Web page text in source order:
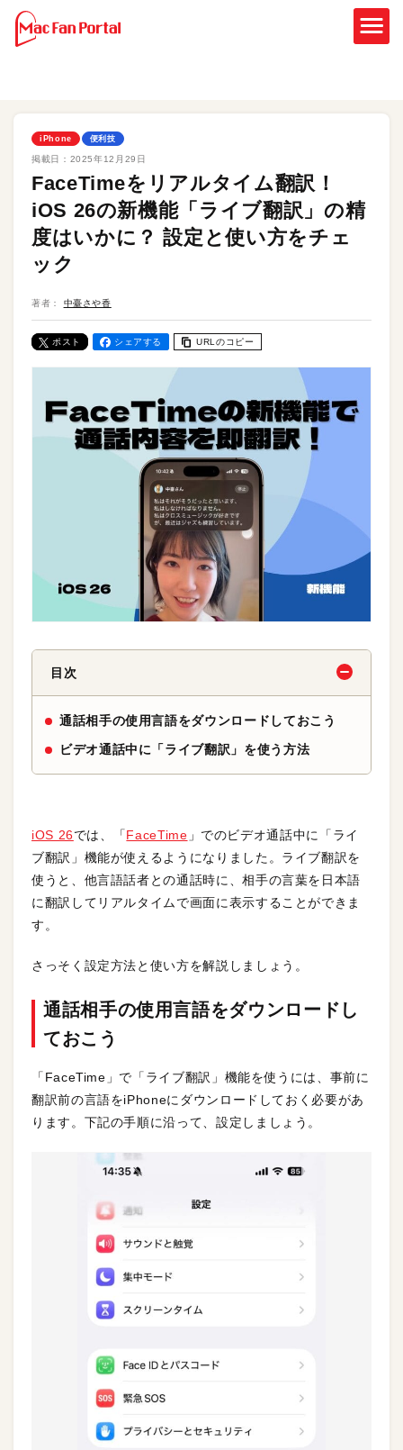
iPhone 便利技
掲載日： 2025年12月29日
FaceTimeをリアルタイム翻訳！
iOS 26の新機能「ライブ翻訳」の精
度はいかに？ 設定と使い方をチェ
ック
著者： 中臺さや香
ポスト シェアする URLのコピー
目次
通話相手の使用言語をダウンロードしておこう
ビデオ通話中に「ライブ翻訳」を使う方法
iOS 26では、「FaceTime 」でのビデオ通話中に「ライ
ブ翻訳」機能が使えるようになりました。ライブ翻訳を
使うと、他言語話者との通話時に、相手の言葉を日本語
に翻訳してリアルタイムで画面に表示することができま
す。
さっそく設定方法と使い方を解説しましょう。
通話相手の使用言語をダウンロードし
ておこう
「FaceTime」で「ライブ翻訳」機能を使うには、事前に
翻訳前の言語をiPhoneにダウンロードしておく必要があ
ります。下記の手順に沿って、設定しましょう。